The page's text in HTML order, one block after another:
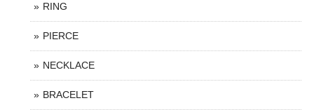
RING
PIERCE
NECKLACE
BRACELET